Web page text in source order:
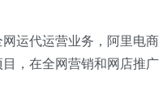
运代运营业务，阿里电商
，在全网营销和网店推广